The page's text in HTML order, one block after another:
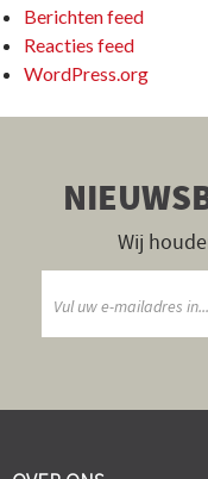
Berichten feed
Reacties feed
WordPress.org
Wij